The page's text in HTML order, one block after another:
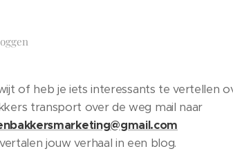
of heb je iets interessants te vertellen
transport over de weg mail naar
jouw verhaal in een blog.